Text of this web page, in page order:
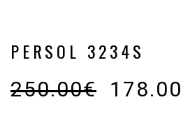
PERSOL 3234S
250.00€ 178.00